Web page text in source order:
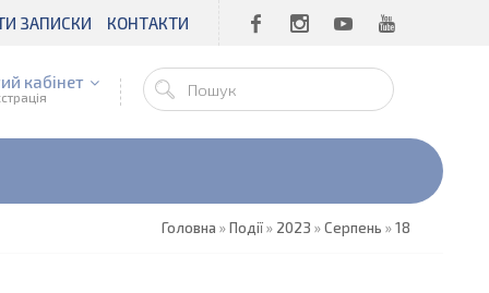
ЗАПИСКИ КОНТАКТИ
кабінет
Головна »Події» 2023 »Серпень »18